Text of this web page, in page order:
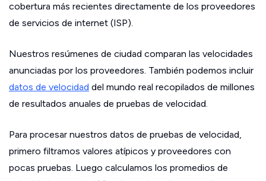
cobertura más recientes directamente de los proveedores
de servicios de internet (ISP).
Nuestros resúmenes de ciudad comparan las velocidades
anunciadas por los proveedores. También podemos incluir
datos de velocidad del mundo real recopilados de millones
de resultados anuales de pruebas de velocidad.
Para procesar nuestros datos de pruebas de velocidad,
primero filtramos valores atípicos y proveedores con
pocas pruebas. Luego calculamos los promedios de